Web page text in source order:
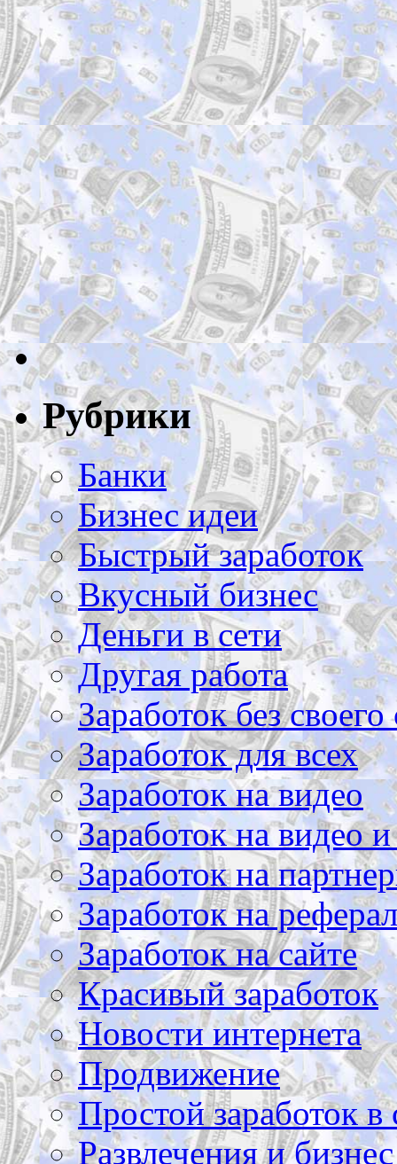
Рубрики
Банки
Бизнес идеи
Быстрый заработок
Вкусный бизнес
Деньги в сети
Другая работа
Заработок без своего
Заработок для всех
Заработок на видео
Заработок на видео
Заработок на
Заработок на
Заработок на сайте
Красивый заработок
Новости интернета
Продвижение
Простой заработок в
Развлечения и бизнес